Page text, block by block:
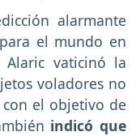
alarmante
el mundo en
vaticinó la
voladores no
el objetivo de
indicó que